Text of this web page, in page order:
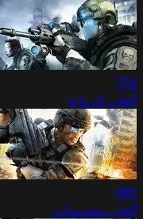
758
ألعاب الرماية
480
ألعاب مسدسات